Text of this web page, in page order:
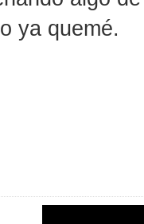
ya quemé.